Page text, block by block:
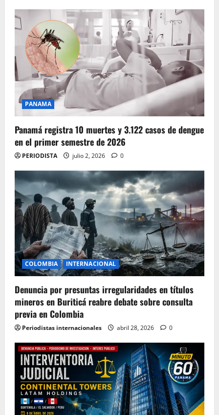
PANAMA
Panamá registra 10 muertes y 3.122 casos de dengue
en el primer semestre de 2026
PERIODISTA julio 2, 2026 0
COLOMBIA INTERNACIONAL
Denuncia por presuntas irregularidades en títulos
mineros en Buriticá reabre debate sobre consulta
previa en Colombia
Periodistas internacionales abril 28, 2026 0